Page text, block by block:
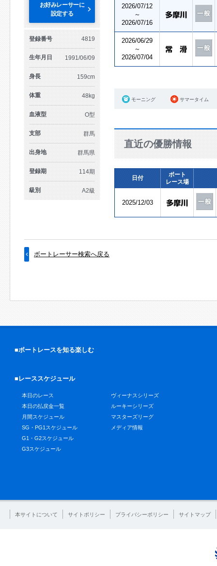
お好みレーサーに
設定する
登録番号 4819
生年月日 1991/06/09
身長 159cm
体重 48kg
血液型 O型
支部 群馬
出身地 群馬県
登録期 114期
級別 A2級
2026/07/12
～
2026/07/16
2026/06/29
～
2026/07/04
モーニング サマータイム
直近の優勝情報
日付
ボート
レース場
2025/12/03
ボートレーサー検索へ戻る
■ボートレースを知る楽しむ
■レーススケジュール
本日のレース
本日の払戻金一覧
月間スケジュール
SG・PG1スケジュール
G1・G2スケジュール
G3スケジュール
ヴィーナスシリーズ
ルーキーシリーズ
マスターズリーグ
メディア情報
本サイトについて サイトポリシー プライバシーポリシー サイトマップ